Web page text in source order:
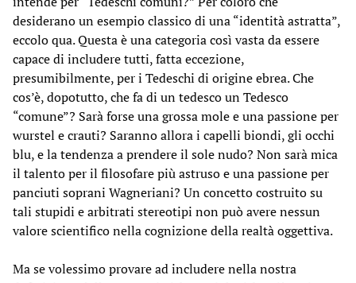
desiderano un esempio classico di una “identità astratta”,
eccolo qua. Questa è una categoria così vasta da essere
capace di includere tutti, fatta eccezione,
presumibilmente, per i Tedeschi di origine ebrea. Che
cos’è, dopotutto, che fa di un tedesco un Tedesco
“comune”? Sarà forse una grossa mole e una passione per
wurstel e crauti? Saranno allora i capelli biondi, gli occhi
blu, e la tendenza a prendere il sole nudo? Non sarà mica
il talento per il filosofare più astruso e una passione per
panciuti soprani Wagneriani? Un concetto costruito su
tali stupidi e arbitrati stereotipi non può avere nessun
valore scientifico nella cognizione della realtà oggettiva.
Ma se volessimo provare ad includere nella nostra